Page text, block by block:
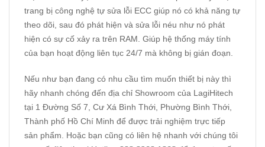
trang bị công nghệ tự sửa lỗi ECC giúp nó có khả năng tự
theo dõi, sau đó phát hiện và sửa lỗi néu như nó phát
hiện có sự cố xảy ra trên RAM. Giúp hệ thống máy tính
của bạn hoạt động liên tục 24/7 mà không bị gián đoạn.
Nếu như bạn đang có nhu cầu tìm muốn thiết bị này thì
hãy nhanh chóng đến địa chỉ Showroom của LagiHitech
tại 1 Đường Số 7, Cư Xá Bình Thới, Phường Bình Thới,
Thành phố Hồ Chí Minh để được trải nghiệm trực tiếp
sản phẩm. Hoặc bạn cũng có liên hệ nhanh với chúng tôi